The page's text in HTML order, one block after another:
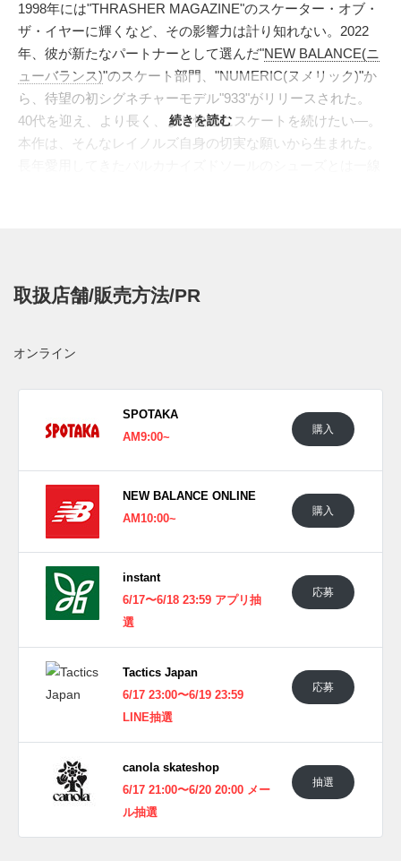
1998年には"THRASHER MAGAZINE"のスケーター・オブ・
ザ・イヤーに輝くなど、その影響力は計り知れない。2022
年、彼が新たなパートナーとして選んだ"NEW BALANCE(ニ
ューバランス)"のスケート部門、"NUMERIC(ヌメリック)"か
ら、待望の初シグネチャーモデル"933"がリリースされた。
40代を迎え、より長く、より快適にスケートを続けたい—。
本作は、そんなレイノルズ自身の切実な願いから生まれた。
デザインは、ニューバランスの象徴である"990"シリーズの
なる素材を組み合わせたフルレングスの"ABZORB"ミッドソ
ールを搭載し、着地時の衝撃を徹底的に緩和。さら
に、"Fantom Fit"アッパーや"CONTROLLED REACTION
日本国内では2025年6月21日にニューバランス ヌメリック取
扱店にて発売予定。価格は22,000円 (税込)。また新たな情報
したい。
続きを読む
取扱店舗/販売方法/PR
オンライン
SPOTAKA
AM9:00~
購入
NEW BALANCE ONLINE
AM10:00~
購入
instant
6/17〜6/18 23:59 アプリ抽
選
応募
Tactics Japan
6/17 23:00〜6/19 23:59
LINE抽選
応募
canola skateshop
6/17 21:00〜6/20 20:00 メー
ル抽選
抽選